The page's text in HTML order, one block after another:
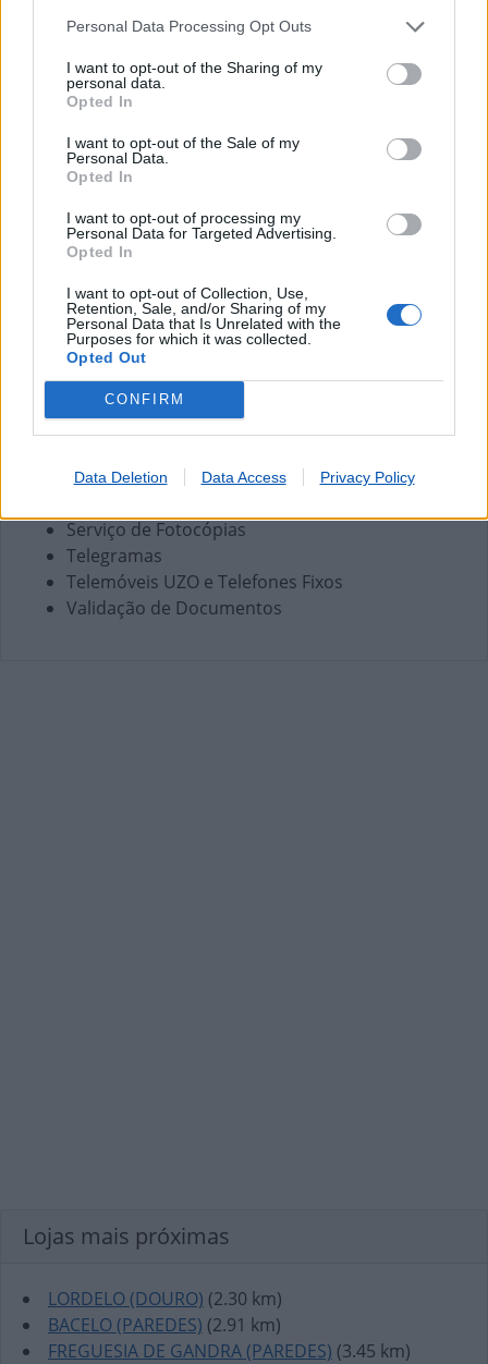
Personal Data Processing Opt Outs
I want to opt-out of the Sharing of my
personal data.
Opted In
I want to opt-out of the Sale of my
Personal Data.
Opted In
I want to opt-out of processing my
Personal Data for Targeted Advertising.
Opted In
I want to opt-out of Collection, Use,
Retention, Sale, and/or Sharing of my
Personal Data that Is Unrelated with the
Purposes for which it was collected.
Opted Out
CONFIRM
Data Deletion Data Access Privacy Policy
Cartões para Telemóvel
Certificação de Fotocópias
Contratos EDP
Dispositivos Via Verde
Espaço Cidadão - ACT
Espaço Cidadão - ADSE
Espaço Cidadão - CGA
Espaço Cidadão - DGC
Espaço Cidadão - DGLAB
Espaço Cidadão - IGAC
Espaço Cidadão - IHRU
Espaço Cidadão - IMT
Espaço Cidadão - Portal do Cidadão
Espaço Cidadão - SEF
Espaço Cidadão - SPMS
Livros
Pagamento por multibanco
Serviço de Fotocópias
Telegramas
Telemóveis UZO e Telefones Fixos
Validação de Documentos
Lojas mais próximas
LORDELO (DOURO) (2.30 km)
BACELO (PAREDES) (2.91 km)
FREGUESIA DE GANDRA (PAREDES) (3.45 km)